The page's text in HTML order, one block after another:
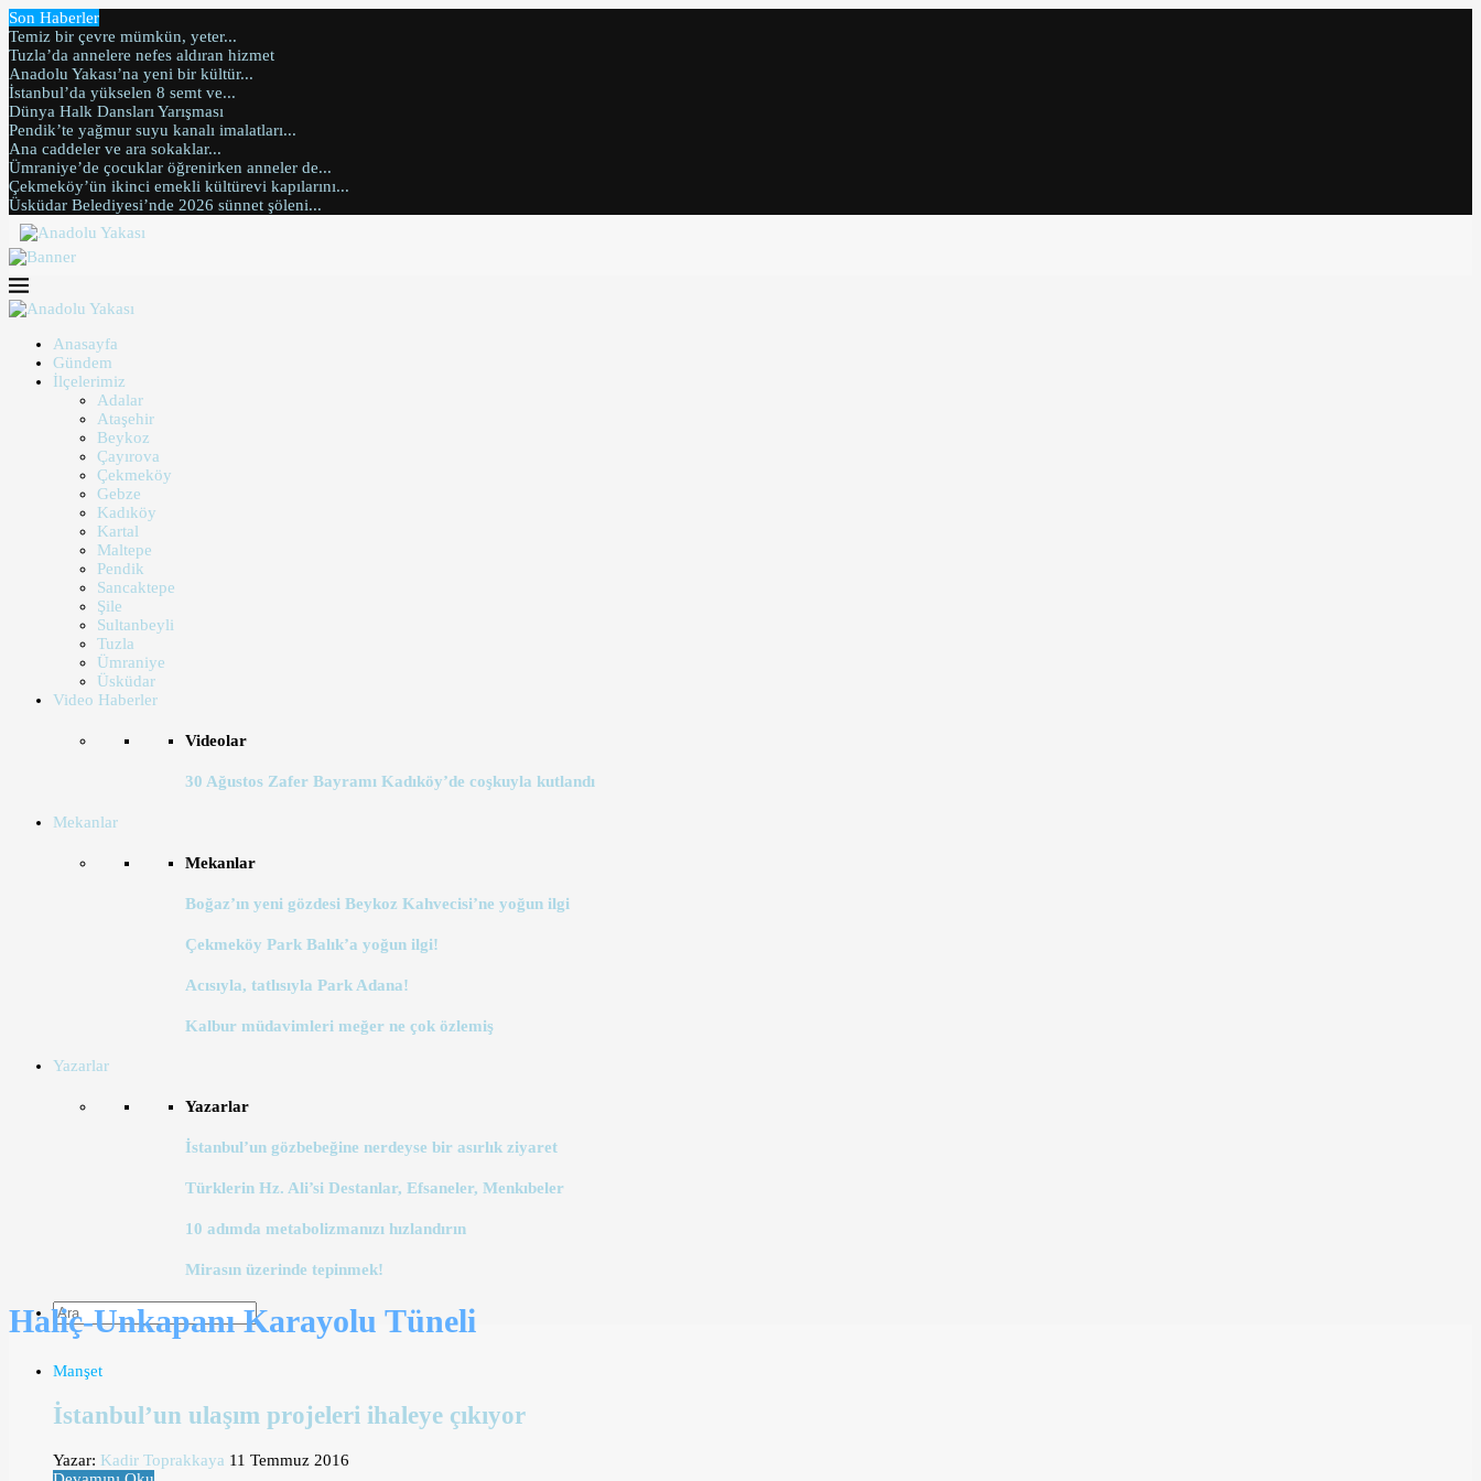
Son Haberler
Temiz bir çevre mümkün, yeter...
Tuzla’da annelere nefes aldıran hizmet
Anadolu Yakası’na yeni bir kültür...
İstanbul’da yükselen 8 semt ve...
Dünya Halk Dansları Yarışması
Pendik’te yağmur suyu kanalı imalatları...
Ana caddeler ve ara sokaklar...
Ümraniye’de çocuklar öğrenirken anneler de...
Çekmeköy’ün ikinci emekli kültürevi kapılarını...
Üsküdar Belediyesi’nde 2026 sünnet şöleni...
Anasayfa
Gündem
İlçelerimiz
Adalar
Ataşehir
Beykoz
Çayırova
Çekmeköy
Gebze
Kadıköy
Kartal
Maltepe
Pendik
Sancaktepe
Şile
Sultanbeyli
Tuzla
Ümraniye
Üsküdar
Video Haberler
Videolar
30 Ağustos Zafer Bayramı Kadıköy’de coşkuyla kutlandı
Mekanlar
Mekanlar
Boğaz’ın yeni gözdesi Beykoz Kahvecisi’ne yoğun ilgi
Çekmeköy Park Balık’a yoğun ilgi!
Acısıyla, tatlısıyla Park Adana!
Kalbur müdavimleri meğer ne çok özlemiş
Yazarlar
Yazarlar
İstanbul’un gözbebeğine nerdeyse bir asırlık ziyaret
Türklerin Hz. Ali’si Destanlar, Efsaneler, Menkıbeler
10 adımda metabolizmanızı hızlandırın
Mirasın üzerinde tepinmek!
Haliç-Unkapanı Karayolu Tüneli
Manşet
İstanbul’un ulaşım projeleri ihaleye çıkıyor
Yazar: Kadir Toprakkaya 11 Temmuz 2016